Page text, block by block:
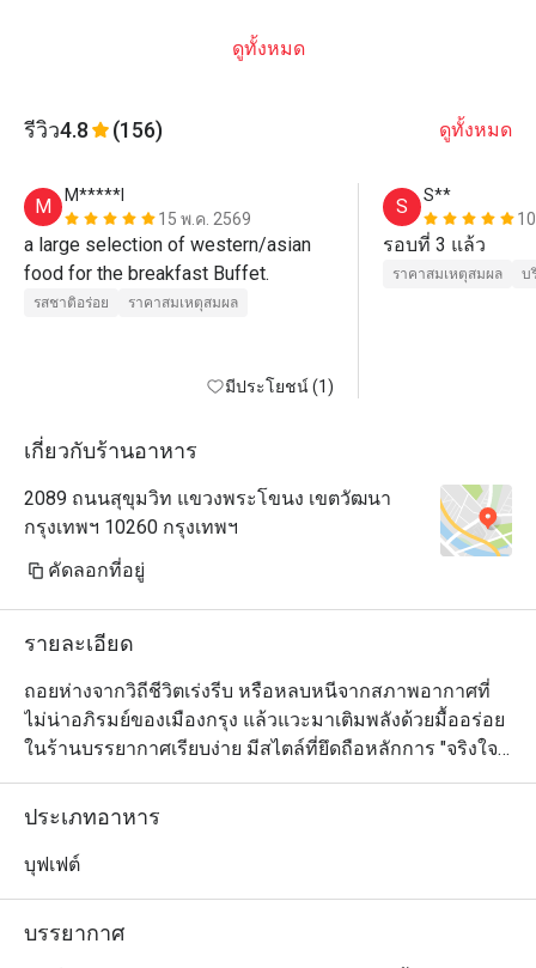
ดูทั้งหมด
รีวิว4.8 (156) ดูทั้งหมด
M
M*****l
15 พ.ค. 2569
a large selection of western/asian
รสชาติอร่อย ราคาสมเหตุสมผล
มีประโยชน์ (1)
S
S**
ราคาสมเหตุสมผล บ
เกี่ยวกับร้านอาหาร
2089 ถนนสุขุมวิท แขวงพระโขนง เขตวัฒนา
กรุงเทพฯ 10260 กรุงเทพฯ
คัดลอกที่อยู่
รายละเอียด
ถอยห่างจากวิถีชีวิตเร่งรีบ หรือหลบหนีจากสภาพอากาศที่
ไม่น่าอภิรมย์ของเมืองกรุง แล้วแวะมาเติมพลังด้วยมื้ออร่อย
ในร้านบรรยากาศเรียบง่าย มีสไตล์ที่ยึดถือหลักการ "จริงใจ
ไม่เอารัดเอาเปรียบ" โดยเมนูอาหารเช้า กลางวัน และเย็นที่
กรีนเฮ้าส์นั้น ปรุงขึ้นจากวัตถุดิบคุณภาพดีที่หาได้ในท้องถิ่น
เพื่อเอาใจนักทานเกือบทุกรสนิยมอย่างแท้จริง ลูกค้า
ประเภทอาหาร
บุฟเฟต์
บรรยากาศ